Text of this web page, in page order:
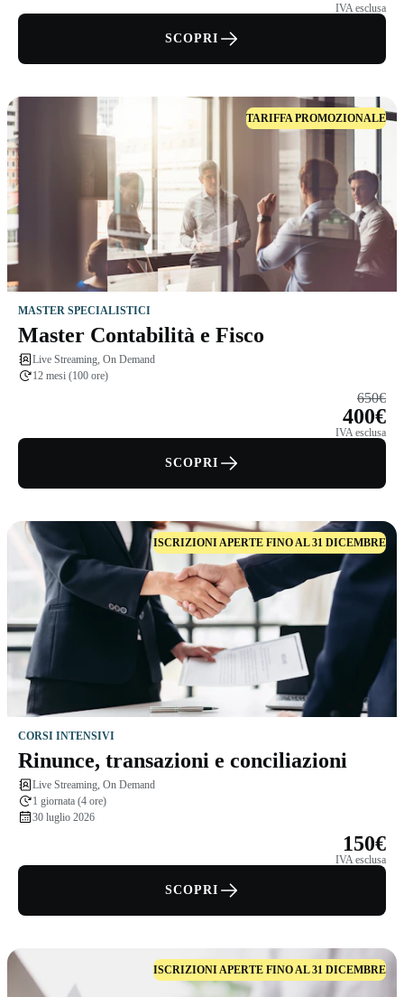
IVA esclusa
SCOPRI
TARIFFA PROMOZIONALE
MASTER SPECIALISTICI
Master Contabilità e Fisco
Live Streaming, On Demand
12 mesi (100 ore)
650€
400€
IVA esclusa
SCOPRI
ISCRIZIONI APERTE FINO AL 31 DICEMBRE
CORSI INTENSIVI
Rinunce, transazioni e conciliazioni
Live Streaming, On Demand
1 giornata (4 ore)
30 luglio 2026
150€
IVA esclusa
SCOPRI
ISCRIZIONI APERTE FINO AL 31 DICEMBRE